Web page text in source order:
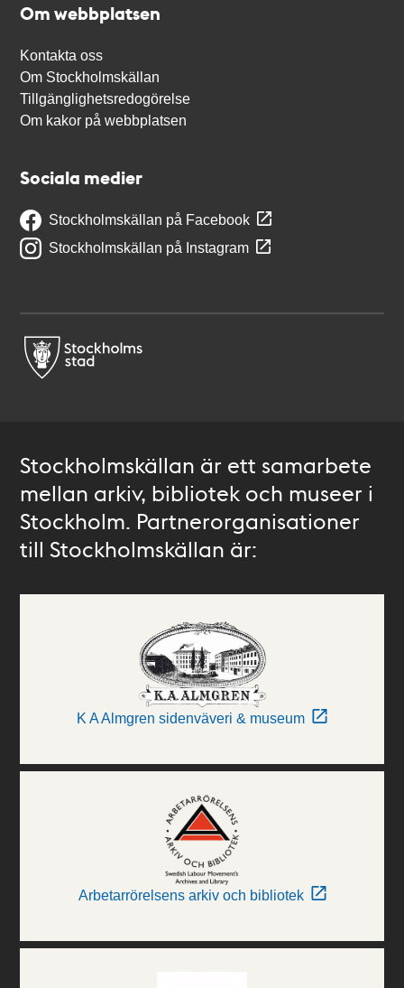
Om webbplatsen
Kontakta oss
Om Stockholmskällan
Tillgänglighetsredogörelse
Om kakor på webbplatsen
Sociala medier
Stockholmskällan på Facebook
Stockholmskällan på Instagram
Stockholmskällan är ett samarbete
mellan arkiv, bibliotek och museer i
Stockholm. Partnerorganisationer
till Stockholmskällan är:
K A Almgren sidenväveri & museum
Arbetarrörelsens arkiv och bibliotek